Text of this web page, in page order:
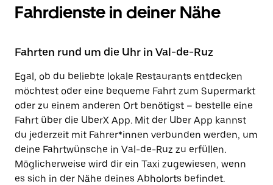
Fahrdienste in deiner Nähe
Fahrten rund um die Uhr in Val-de-Ruz
Egal, ob du beliebte lokale Restaurants entdecken
möchtest oder eine bequeme Fahrt zum Supermarkt
oder zu einem anderen Ort benötigst – bestelle eine
Fahrt über die UberX App. Mit der Uber App kannst
du jederzeit mit Fahrer*innen verbunden werden, um
deine Fahrtwünsche in Val-de-Ruz zu erfüllen.
Möglicherweise wird dir ein Taxi zugewiesen, wenn
es sich in der Nähe deines Abholorts befindet.